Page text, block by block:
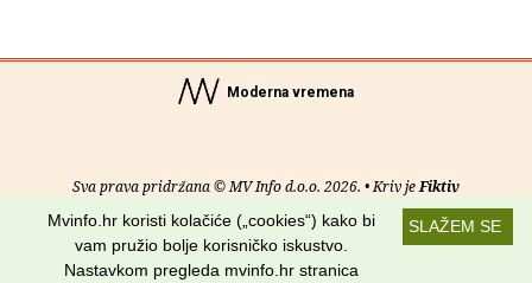
Moderna vremena
Sva prava pridržana © MV Info d.o.o. 2026. • Kriv jeFiktiv
Uvjeti korištenja RSS kanali
Potraži nas na:
SLAŽEM SE
Mvinfo.hr koristi kolačiće („cookies“) kako bi
vam pružio bolje korisničko iskustvo.
Nastavkom pregleda mvinfo.hr stranica